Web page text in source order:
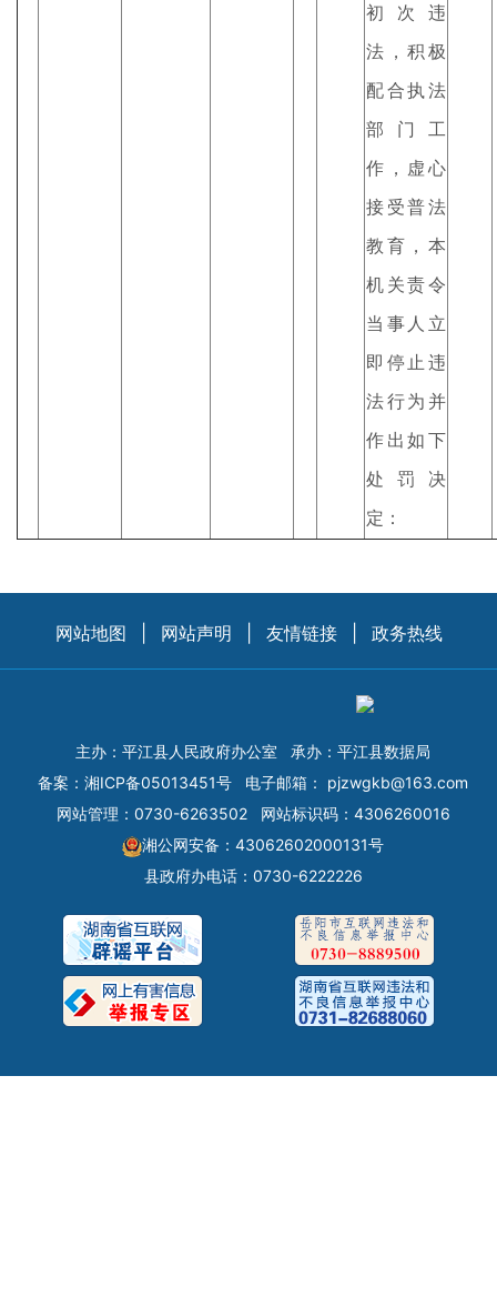
初次违
法，积极
配合执法
部门工
作，虚心
接受普法
教育，本
机关责令
当事人立
即停止违
法行为并
作出如下
处罚决
定：
网站地图 网站声明 友情链接 政务热线
主办：平江县人民政府办公室
承办：平江县数据局
备案： 湘ICP备05013451号 电子邮箱： pjzwgkb@163.com
网站管理：0730-6263502
网站标识码：4306260016
湘公网安备：43062602000131号
县政府办电话：0730-6222226